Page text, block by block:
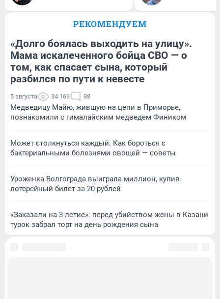
РЕКОМЕНДУЕМ
«Долго боялась выходить на улицу».
Мама искалеченного бойца СВО — о
том, как спасает сына, который
разбился по пути к невесте
5 августа 34 169 88
Медведицу Майю, жившую на цепи в Приморье,
познакомили с гималайским медведем Фиником
Может столкнуться каждый. Как бороться с
бактериальными болезнями овощей — советы
Уроженка Волгограда выиграла миллион, купив
лотерейный билет за 20 рублей
«Заказали на 3-летие»: перед убийством жены в Казани
турок забрал торт на день рождения сына